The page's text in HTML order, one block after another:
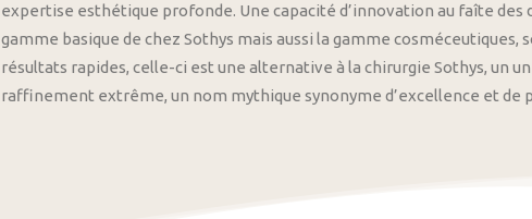
expertise esthétique profonde. Une capacité d’innovation au faîte
gamme basique de chez Sothys mais aussi la gamme
résultats rapides, celle-ci est une alternative à la chirurgie Sothys, un
raffinement extrême, un nom mythique synonyme d’excellence et de